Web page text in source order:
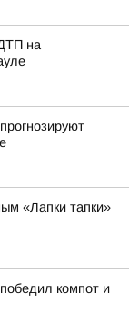
на
«Лапки тапки»
компот и